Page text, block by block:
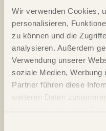
Wir verwenden Cookies,
personalisieren,
zu können und die
analysieren. Außerdem
Verwendung unserer
soziale Medien, Werbung
Partner führen diese
weiteren Daten
beliebtesten und
Jumeirah in Dubai.
abseits vom großen